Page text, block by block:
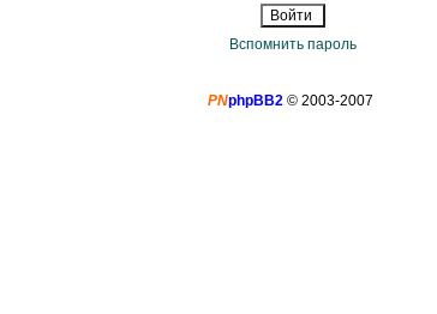
Вспомнить пароль
PNphpBB2 © 2003-2007